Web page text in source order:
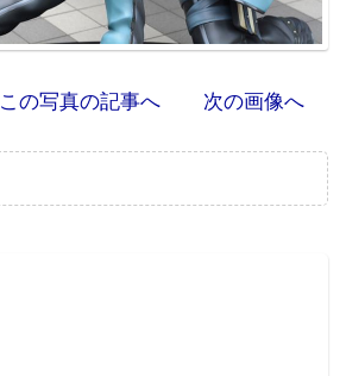
この写真の記事へ 次の画像へ